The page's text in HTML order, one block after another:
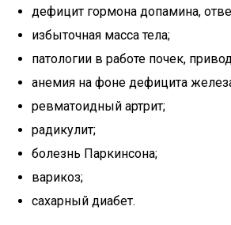
дефицит гормона допамина,
избыточная масса тела;
патологии в работе почек,
анемия на фоне дефицита
ревматоидный артрит;
радикулит;
болезнь Паркинсона;
варикоз;
сахарный диабет.